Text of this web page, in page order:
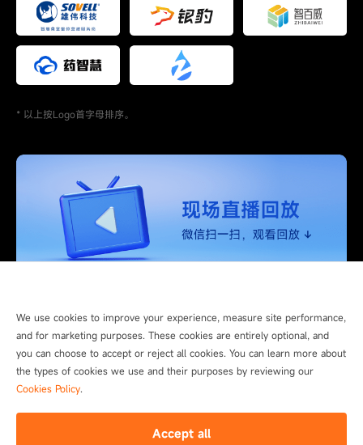
* 以上按Logo首字母排序。
We use cookies to improve your experience, measure site performance,
and for marketing purposes. These cookies are entirely optional, and
you can choose to accept or reject all cookies. You can learn more about
the types of cookies we use and their purposes by reviewing our
Cookies Policy.
Accept all